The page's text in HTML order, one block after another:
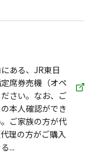
ある、JR東日
席券売機（オペ
さい。なお、ご
本人確認ができ
ご家族の方が代
理の方がご購入
...